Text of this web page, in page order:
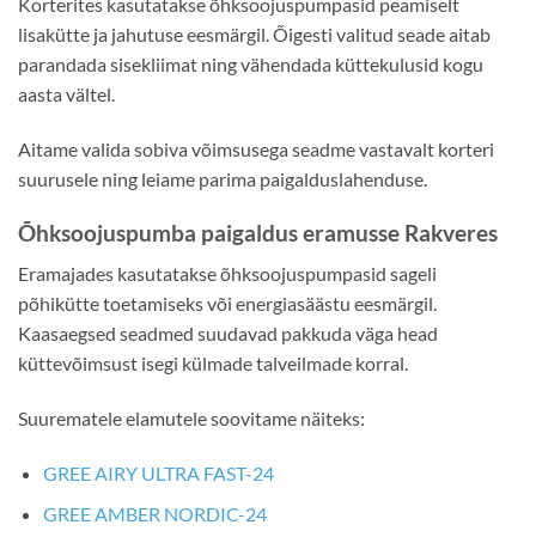
lisakütte ja jahutuse eesmärgil. Õigesti valitud seade aitab
parandada sisekliimat ning vähendada küttekulusid kogu
aasta vältel.
Aitame valida sobiva võimsusega seadme vastavalt korteri
suurusele ning leiame parima paigalduslahenduse.
Õhksoojuspumba paigaldus eramusse Rakveres
Eramajades kasutatakse õhksoojuspumpasid sageli
põhikütte toetamiseks või energiasäästu eesmärgil.
Kaasaegsed seadmed suudavad pakkuda väga head
küttevõimsust isegi külmade talveilmade korral.
Suurematele elamutele soovitame näiteks:
GREE AIRY ULTRA FAST-24
GREE AMBER NORDIC-24